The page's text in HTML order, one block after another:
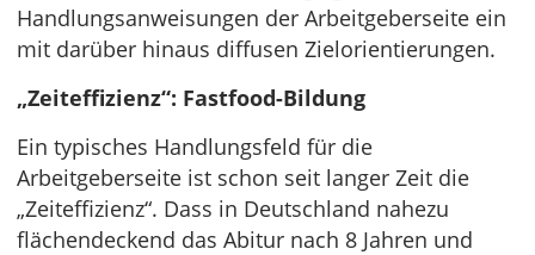
Handlungsanweisungen der Arbeitgeberseite ein
mit darüber hinaus diffusen Zielorientierungen.
„Zeiteffizienz“: Fastfood-Bildung
Ein typisches Handlungsfeld für die
Arbeitgeberseite ist schon seit langer Zeit die
„Zeiteffizienz“. Dass in Deutschland nahezu
flächendeckend das Abitur nach 8 Jahren und